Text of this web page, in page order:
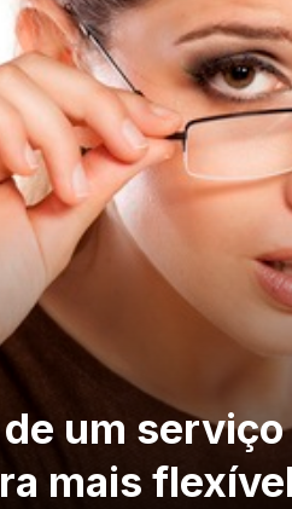
um serviço
mais